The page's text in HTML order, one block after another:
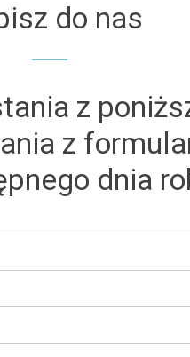
do nas
z
z
dnia